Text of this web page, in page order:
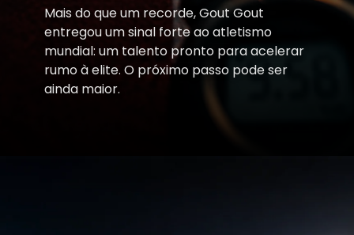
Mais do que um recorde, Gout Gout
entregou um sinal forte ao atletismo
mundial: um talento pronto para acelerar
rumo à elite. O próximo passo pode ser
ainda maior.